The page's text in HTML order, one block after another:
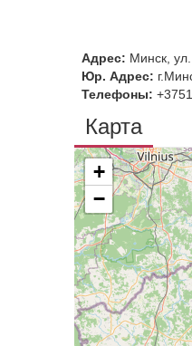
Адрес: Минск,
Юр. Адрес:
Телефоны:
Карта
+
−